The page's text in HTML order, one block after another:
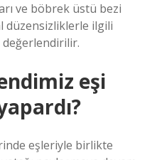
ve böbrek üstü bezi
düzensizliklerle ilgili
değerlendirilir.
eşi
eşleriyle birlikte